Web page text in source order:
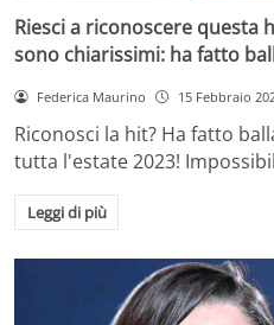
Riesci a riconoscere questa
sono chiarissimi: ha fatto
Federica Maurino 15 Febbraio
Riconosci la hit? Ha fatto
tutta l'estate 2023!
Leggi di più